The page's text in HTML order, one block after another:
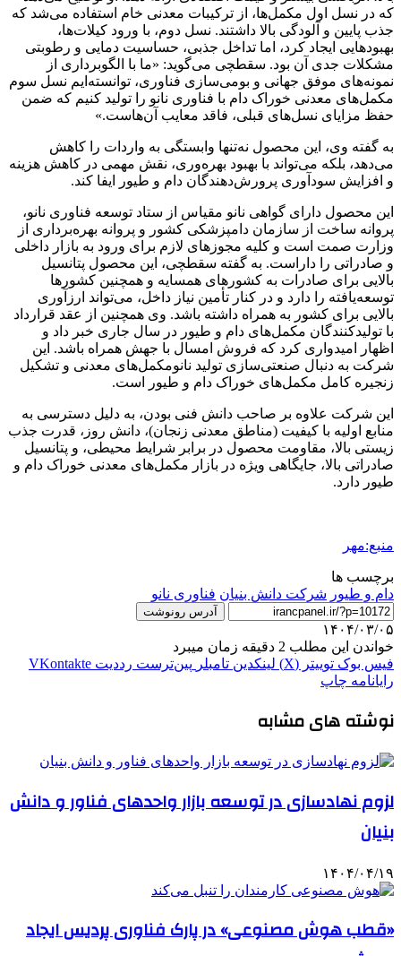
که در نسل اول مکمل‌ها، از ترکیبات معدنی خام استفاده می‌شد که
جذب پایین و آلودگی بالا داشتند. نسل دوم، با ورود کیلات‌ها،
بهبودهایی ایجاد کرد، اما تداخل جذبی، حساسیت دمایی و رطوبتی
مشکلات جدی آن بود. سقطچی می‌گوید: «ما با الگوبرداری از
نمونه‌های موفق جهانی و بومی‌سازی فناوری، توانسته‌ایم نسل سوم
مکمل‌های معدنی خوراک دام با فناوری نانو را تولید کنیم که ضمن
حفظ مزایای نسل‌های قبلی، فاقد معایب آن‌هاست.»
به گفته وی، این محصول نه‌تنها وابستگی به واردات را کاهش
می‌دهد، بلکه می‌تواند با بهبود بهره‌وری، نقش مهمی در کاهش هزینه
و افزایش سودآوری پرورش‌دهندگان دام و طیور ایفا کند.
این محصول دارای گواهی نانو مقیاس از ستاد توسعه فناوری نانو،
پروانه ساخت از سازمان دامپزشکی کشور و پروانه بهره‌برداری از
وزارت صمت است و کلیه مجوزهای لازم برای ورود به بازار داخلی
و صادراتی را داراست. به گفته سقطچی، این محصول پتانسیل
بالایی برای صادرات به کشورهای همسایه و همچنین کشورها
توسعه‌یافته را دارد و در کنار تأمین نیاز داخل، می‌تواند ارزآوری
بالایی برای کشور به همراه داشته باشد. وی همچنین از عقد قرارداد
با تولیدکنندگان مکمل‌های دام و طیور در سال جاری خبر داد و
اظهار امیدواری کرد که فروش امسال با جهش همراه باشد. این
شرکت به دنبال صنعتی‌سازی تولید نانومکمل‌های معدنی و تشکیل
زنجیره کامل مکمل‌های خوراک دام و طیور است.
این شرکت علاوه بر صاحب دانش فنی بودن، به دلیل دسترسی به
منابع اولیه با کیفیت (مناطق معدنی زنجان)، دانش روز، قدرت جذب
زیستی بالا، مقاومت محصول در برابر شرایط محیطی، و پتانسیل
صادراتی بالا، جایگاهی ویژه در بازار مکمل‌های معدنی خوراک دام و
طیور دارد.
منبع:مهر
برچسب ها
دام و طیور شرکت دانش بنیان فناوری نانو
آدرس رونوشت
۱۴۰۴/۰۳/۰۵
خواندن این مطلب 2 دقیقه زمان میبرد
فیس بوک توییتر (X) لینکدین ‫تامبلر ‫پین‌ترست ‫رددیت ‫VKontakte
رایانامه چاپ
نوشته های مشابه
لزوم نهادسازی در توسعه بازار واحدهای فناور و دانش
بنیان
۱۴۰۴/۰۴/۱۹
«قطب هوش مصنوعی» در پارک فناوری پردیس ایجاد